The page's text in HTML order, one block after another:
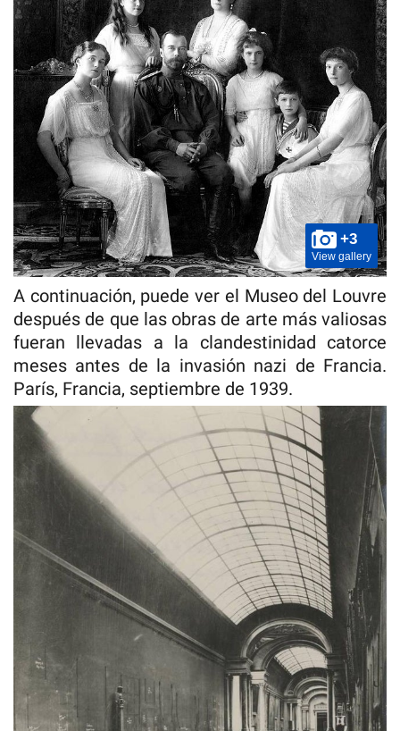
+3
View gallery
A continuación, puede ver el Museo del Louvre
después de que las obras de arte más valiosas
fueran llevadas a la clandestinidad catorce
meses antes de la invasión nazi de Francia.
París, Francia, septiembre de 1939.